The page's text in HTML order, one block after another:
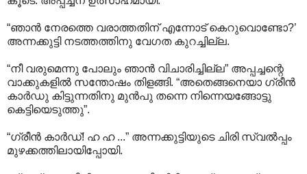
“ഞാൻ നേരത്തെ വരാത്തതിന് എന്നോട് കെറുവൊണ്ടോ?’
അന്നക്കുട്ടി നടത്തത്തിനു വേഗത കുറച്ചില്ല.
“നീ വരുമെന്നു പോലും ഞാൻ വിചാരിച്ചില്ല” അപ്പച്ചന്റെ
വാക്കുകളിൽ സന്തോഷം തിളങ്ങി. “അതെങ്ങനെയാ ഗ്രീൻ
കാർഡു കിട്ടുന്നതിനു മുൻപു തന്നെ നിന്നെയങ്ങോട്ടു
കെട്ടിയെടുത്തു”.
“ഗ്രീൻ കാർഡ്! ഹ ഹ ...” അന്നക്കുട്ടിയുടെ ചിരി സ്വൽപ്പം
മുഴക്കത്തിലായിപ്പോയി.